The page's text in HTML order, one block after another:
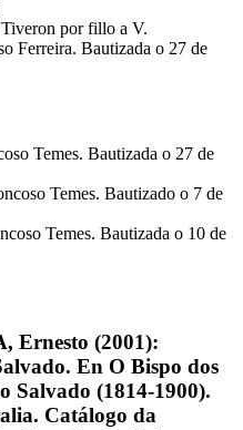
por fillo a V.
Ferreira. Bautizada o 27 de
Temes. Bautizada o 27 de
Temes. Bautizado o 7 de
Temes. Bautizada o 10 de
Ernesto (2001):
En O Bispo dos
Salvado (1814-1900).
Catálogo da